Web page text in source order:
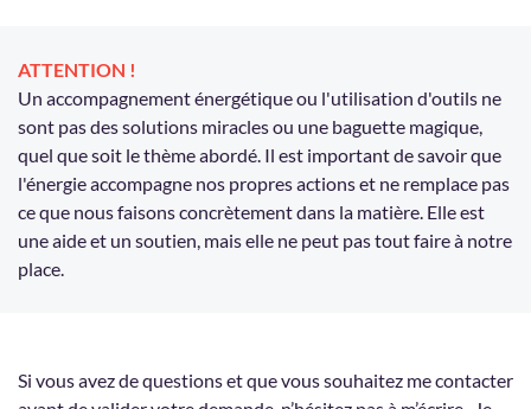
ATTENTION !
Un accompagnement énergétique ou l'utilisation d'outils ne
sont pas des solutions miracles ou une baguette magique,
quel que soit le thème abordé. Il est important de savoir que
l'énergie accompagne nos propres actions et ne remplace pas
ce que nous faisons concrètement dans la matière. Elle est
une aide et un soutien, mais elle ne peut pas tout faire à notre
place.
Si vous avez de questions et que vous souhaitez me contacter